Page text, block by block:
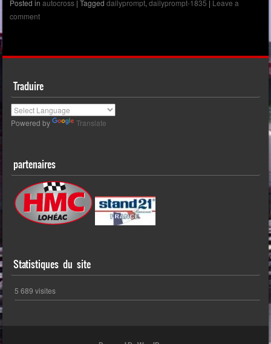
Posted in autocross | Tagged dailyprompt, dailyprompt-1835 | Leave a
comment
Traduire
Powered by Translate
partenaires
Statistiques du site
5 689 visites